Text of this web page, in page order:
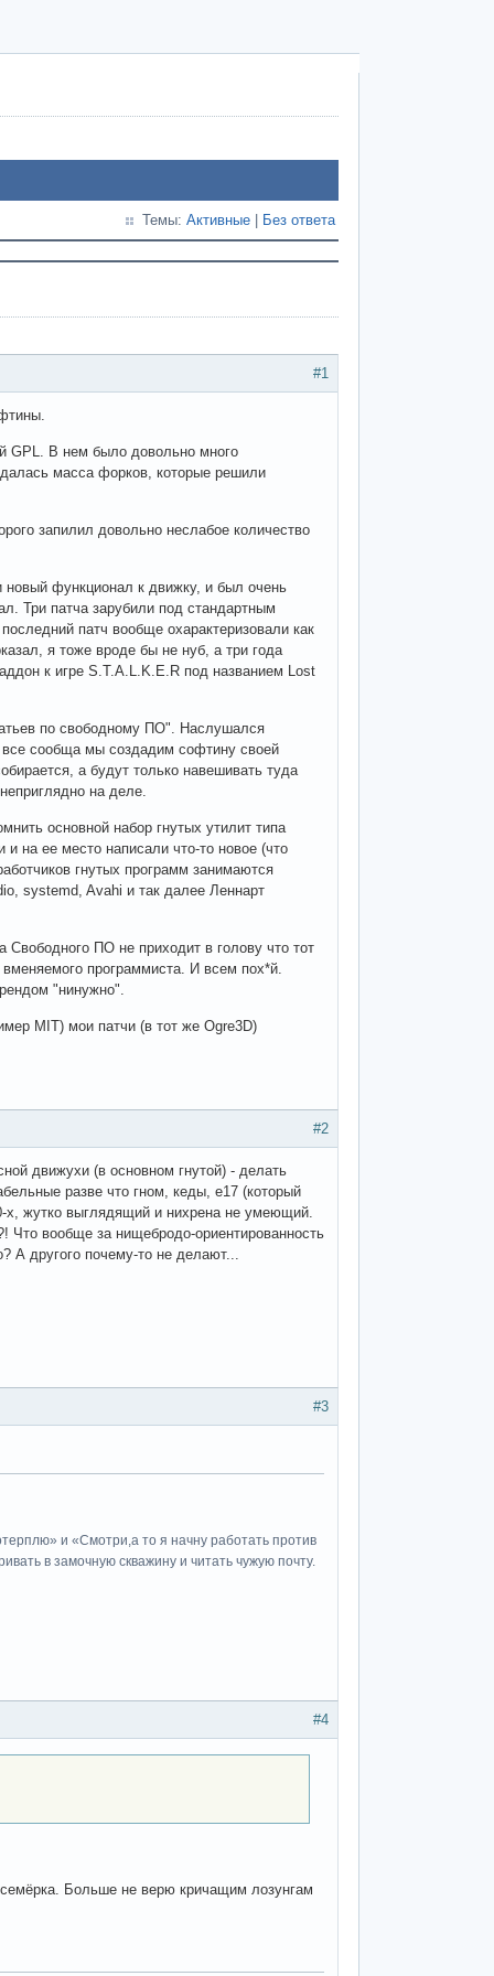
Темы: Активные Без ответа
#1
GPL. В нем было довольно много
масса форков, которые решили
запилил довольно неслабое количество
новый функционал к движку, и был очень
Три патча зарубили под стандартным
патч вообще охарактеризовали как
я тоже вроде бы не нуб, а три года
к игре S.T.A.L.K.E.R под названием Lost
по свободному ПО". Наслушался
сообща мы создадим софтину своей
а будут только навешивать туда
на деле.
основной набор гнутых утилит типа
на ее место написали что-то новое (что
гнутых программ занимаются
systemd, Avahi и так далее Леннарт
ПО не приходит в голову что тот
программиста. И всем пох*й.
"нинужно".
MIT) мои патчи (в тот же Ogre3D)
#2
движухи (в основном гнутой) - делать
разве что гном, кеды, е17 (который
х, жутко выглядящий и нихрена не умеющий.
Что вообще за нищебродо-ориентированность
А другого почему-то не делают...
#3
и «Cмотри,а то я начну работать против
в замочную скважину и читать чужую почту.
#4
Больше не верю кричащим лозунгам